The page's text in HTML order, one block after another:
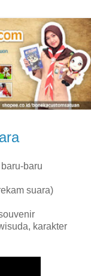
baru
suara)
karakter